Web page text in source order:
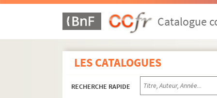
Catalogue
LES CATALOGUES
RECHERCHE RAPIDE
Bacherer
Bachmann
Bachofen
Baedeker, Karl
Baier, Adalbert
Baltzer
Barack